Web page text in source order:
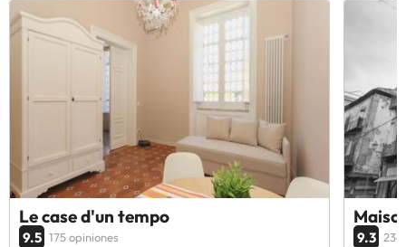
Le case d'un tempo
9.5 175 opiniones 9.3 234